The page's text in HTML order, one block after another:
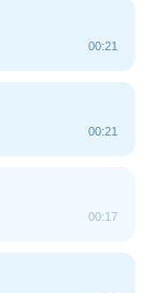
00:21
00:21
00:17